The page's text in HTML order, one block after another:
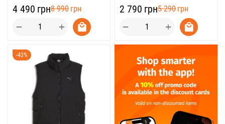
‍4 490‍ грн‍8 990‍ грн
+
−
‍2 790‍ грн‍5 290‍ грн
+
−
-43%